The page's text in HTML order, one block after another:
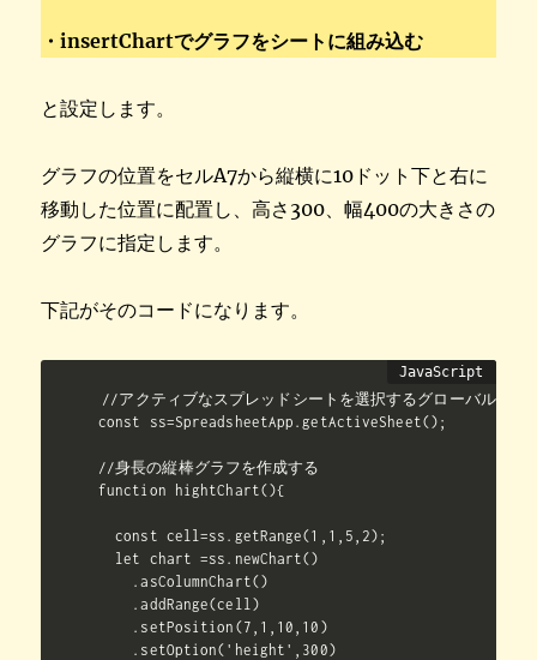
・insertChartでグラフをシートに組み込む
と設定します。
グラフの位置をセルA7から縦横に10ドット下と右に
移動した位置に配置し、高さ300、幅400の大きさの
グラフに指定します。
下記がそのコードになります。
//アクティブなスプレッドシートを選択するグローバル領域
const ss=SpreadsheetApp.getActiveSheet();
//身長の縦棒グラフを作成する
function hightChart(){
  const cell=ss.getRange(1,1,5,2);
  let chart =ss.newChart()
    .asColumnChart()
    .addRange(cell)
    .setPosition(7,1,10,10)
    .setOption('height',300)